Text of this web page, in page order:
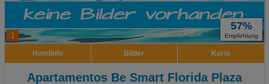
1
57%
Empfehlung
Hotelinfo Bilder Karte
Apartamentos Be Smart Florida Plaza